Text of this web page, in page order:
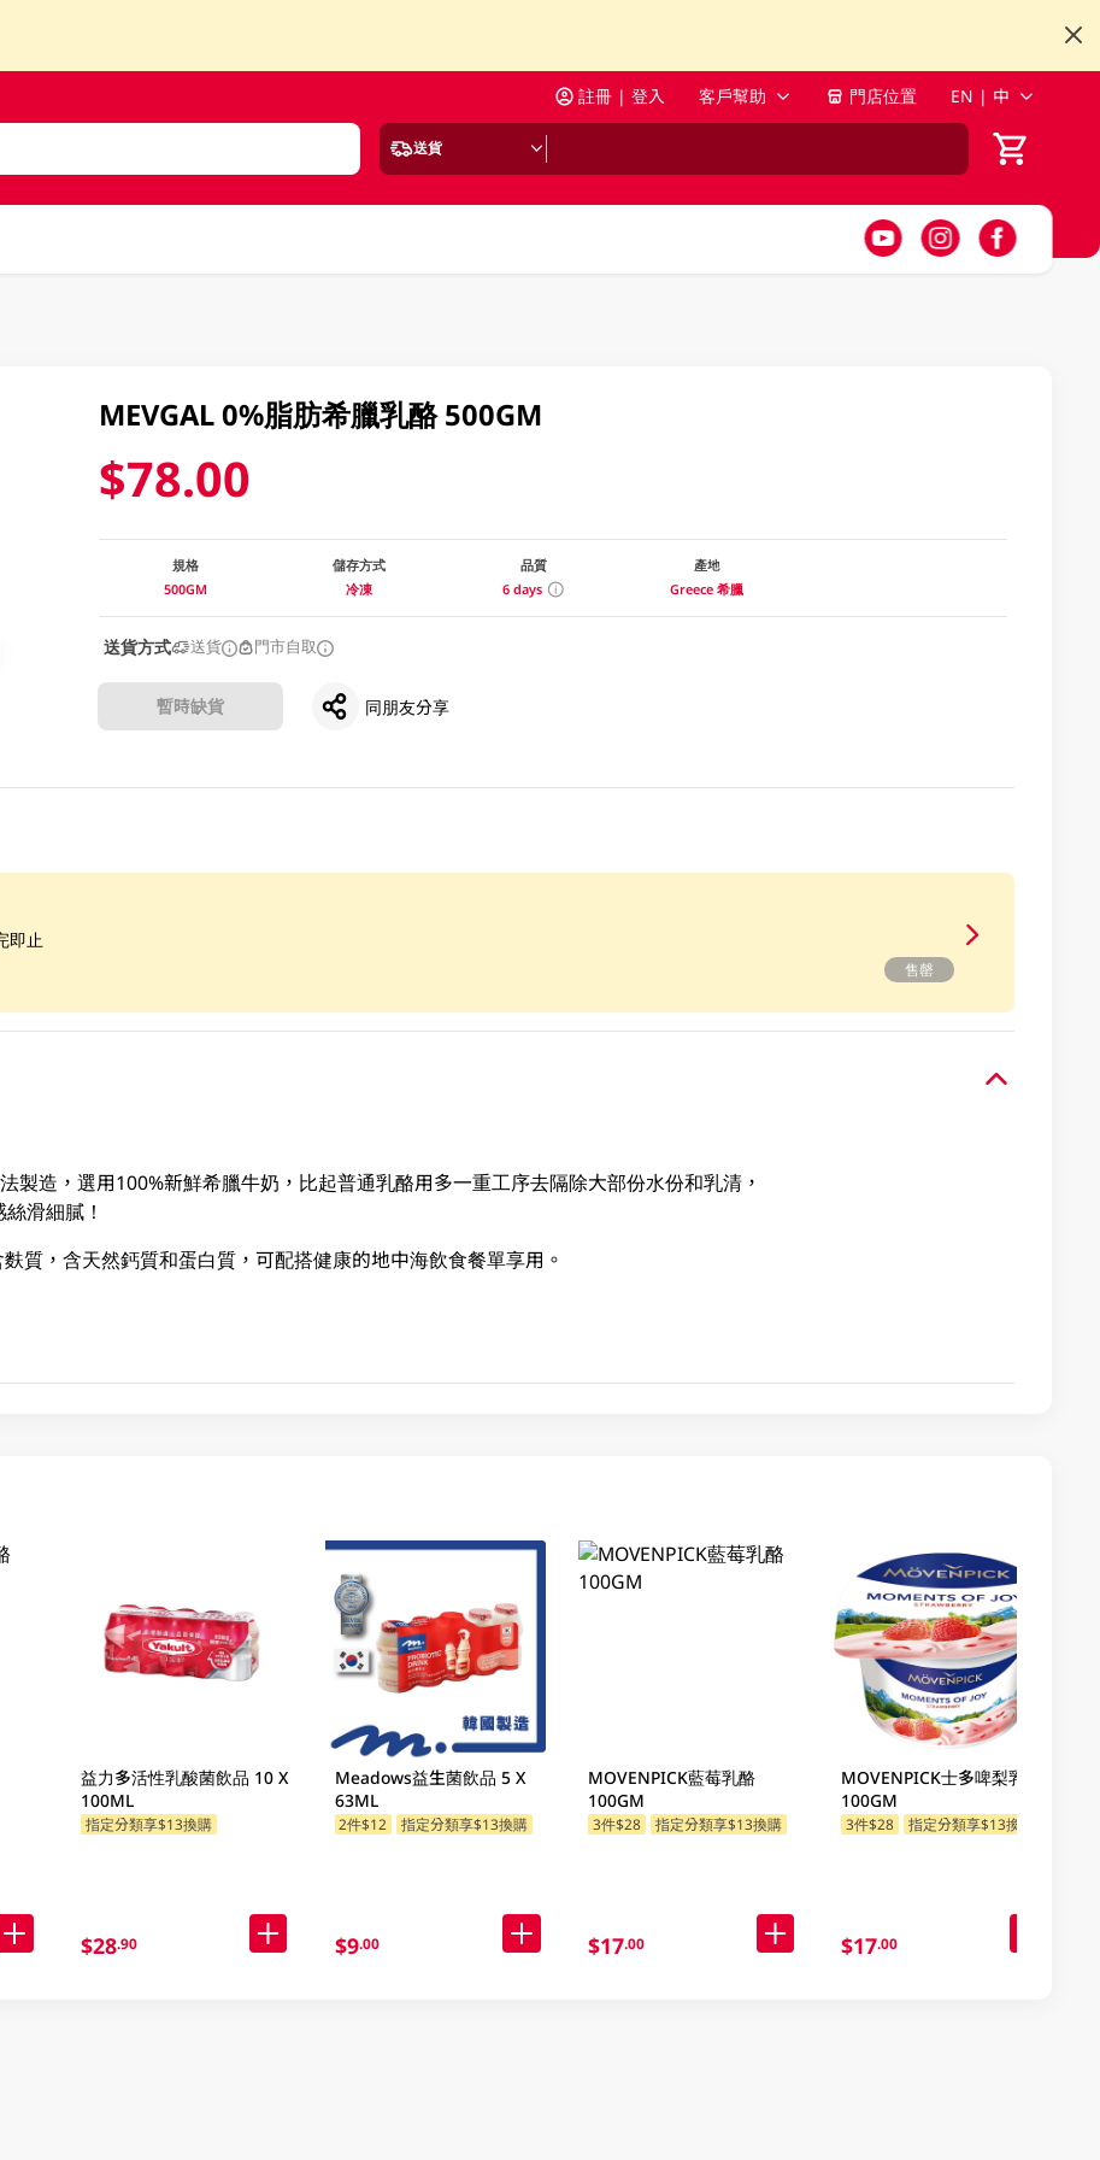
註冊 | 登入 客戶幫助 門店位置 EN | 中
送貨
MEVGAL 0%脂肪希臘乳酪 500GM
$78.00
規格
500GM
儲存方式
冷凍
品質
6 days
產地
Greece 希臘
送貨方式 送貨 門市自取
暫時缺貨 同朋友分享
即止
售罄
製造，選用100%新鮮希臘牛奶，比起普通乳酪用多一重工序去隔除大部份水份和乳清，
滑細膩！
質，含天然鈣質和蛋白質，可配搭健康的地中海飲食餐單享用。
益力多活性乳酸菌飲品 10 X
100ML
指定分類享$13換購
$28.90
Meadows益生菌飲品 5 X
63ML
2件$12 指定分類享$13換購
$9.00
MOVENPICK藍莓乳酪
100GM
3件$28 指定分類享$13換購
$17.00
MOVENPICK士多啤梨乳酪
100GM
3件$28 指定分類享$13換購
$17.00